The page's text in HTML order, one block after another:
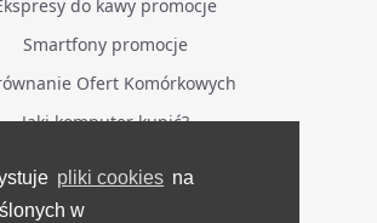
pliki cookies na
w
do kawy promocje
Smartfony promocje
Ofert Komórkowych
Jaki komputer kupić?
BĄDŹ NA BIEŻĄCO